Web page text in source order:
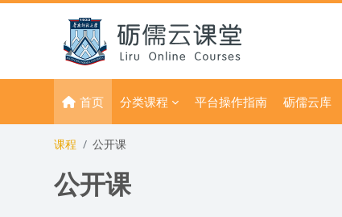
首页 分类课程 平台操作指南 砺儒云库
课程 公开课
公开课